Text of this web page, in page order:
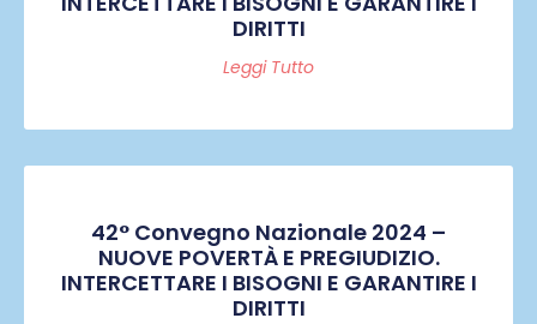
DIRITTI
Leggi Tutto
42° Convegno Nazionale 2024 –
NUOVE POVERTÀ E PREGIUDIZIO.
INTERCETTARE I BISOGNI E GARANTIRE I
DIRITTI